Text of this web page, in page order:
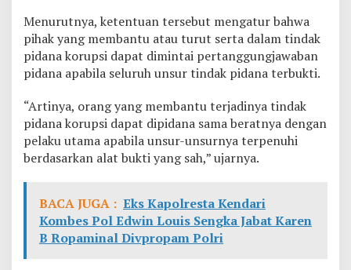
Menurutnya, ketentuan tersebut mengatur bahwa
pihak yang membantu atau turut serta dalam tindak
pidana korupsi dapat dimintai pertanggungjawaban
pidana apabila seluruh unsur tindak pidana terbukti.
“Artinya, orang yang membantu terjadinya tindak
pidana korupsi dapat dipidana sama beratnya dengan
pelaku utama apabila unsur-unsurnya terpenuhi
berdasarkan alat bukti yang sah,” ujarnya.
BACA JUGA : Eks Kapolresta Kendari
Kombes Pol Edwin Louis Sengka Jabat Karen
B Ropaminal Divpropam Polri